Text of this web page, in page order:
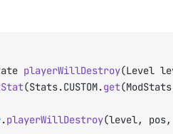
playerWillDestroy(Level
(Stats.CUSTOM.get
.playerWillDestroy(level,